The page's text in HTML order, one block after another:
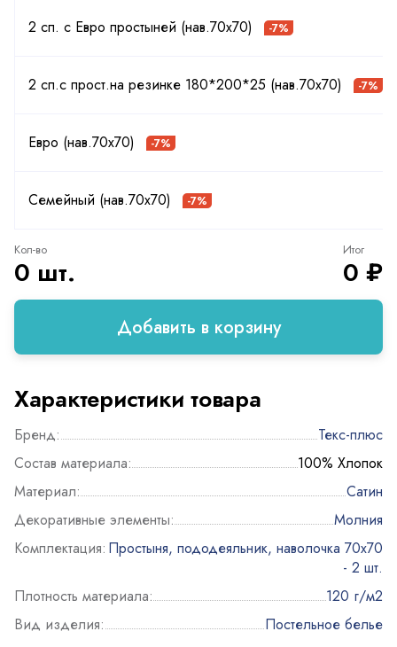
2 сп. с Евро простыней (нав.70х70) -7%
2 сп.с прост.на резинке 180*200*25 (нав.70х70) -7%
Евро (нав.70х70) -7%
Семейный (нав.70х70) -7%
Кол-во
0 шт.
Итог
0 ₽
Добавить в корзину
Характеристики товара
Бренд:
Текс-плюс
Состав материала:
100% Хлопок
Материал:
Сатин
Декоративные элементы:
Молния
Комплектация: Простыня, пододеяльник, наволочка 70х70
- 2 шт.
Плотность материала:
120 г/м2
Вид изделия:
Постельное белье